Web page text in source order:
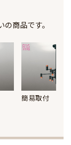
商品です。
簡易取付